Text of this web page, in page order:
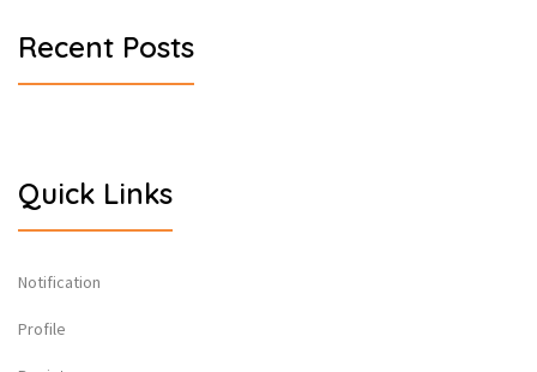
Recent Posts
Quick Links
Notification
Profile